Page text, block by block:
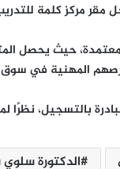
معتمدة، حيث يحصل
المهنية في
بالتسجيل، نظرًا
الدكتورة